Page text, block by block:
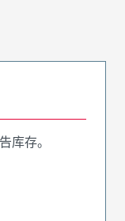
库存。